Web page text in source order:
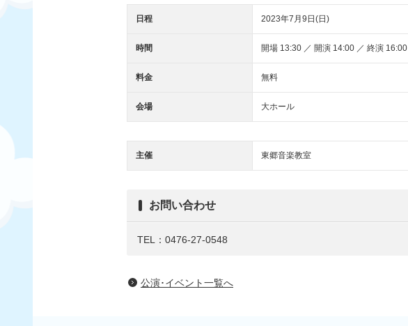
日程 2023年7月9日(日)
時間 開場 13:30 ／ 開演 14:00 ／ 終演 16:00
料金 無料
会場 大ホール
主催 東郷音楽教室
お問い合わせ
TEL：0476-27-0548
公演･イベント一覧へ